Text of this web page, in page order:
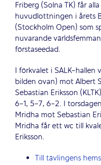
Friberg (Solna TK) får
huvudlottningen i årets
(Stockholm Open) som
nuvarande
förstaseedad.
I förkvalet i SALK-hallen
bilden ovan) mot Albert
Sebastian Eriksson
6-1, 5-7, 6-2. I
Mridha mot Sebastian
Mridha får ett wc till
Eriksson.
Till tävlingens